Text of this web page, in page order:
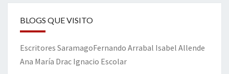
BLOGS QUE VISITO
Escritores SaramagoFernando Arrabal Isabel Allende
Ana María Drac Ignacio Escolar